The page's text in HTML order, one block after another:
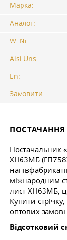
Марка:
Аналог:
W. Nr.:
Aisi Uns:
En:
Замовити:
ПОСТАЧАННЯ
Постачальник
ХН63МБ
міжнародним
лист ХН63МБ,
Купити
оптових
Відсотковий